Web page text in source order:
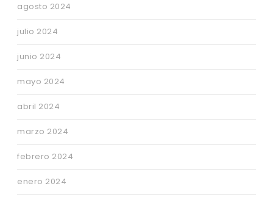
agosto 2024
julio 2024
junio 2024
mayo 2024
abril 2024
marzo 2024
febrero 2024
enero 2024